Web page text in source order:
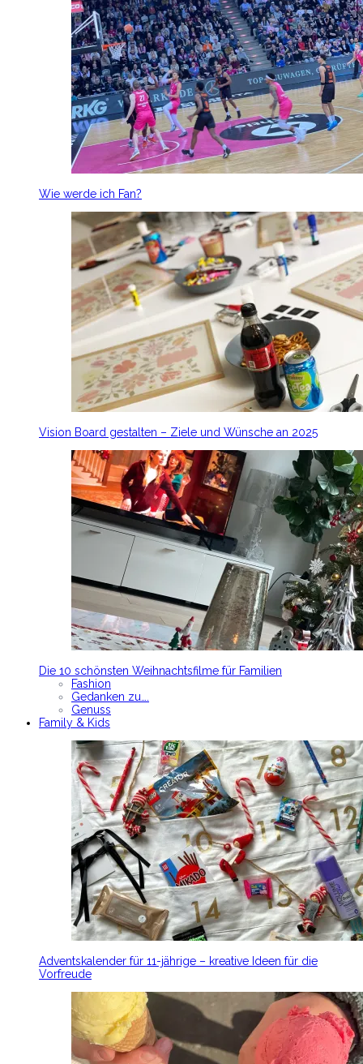
Wie werde ich Fan?
Vision Board gestalten – Ziele und Wünsche an 2025
Die 10 schönsten Weihnachtsfilme für Familien
Fashion
Gedanken zu….
Genuss
Family & Kids
Adventskalender für 11-jährige – kreative Ideen für die
Vorfreude